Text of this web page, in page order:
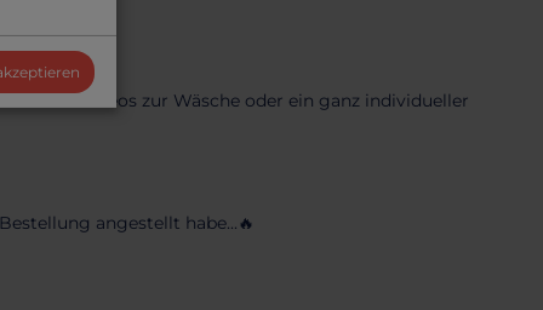
oder Videos zur Wäsche oder ein ganz individueller
angestellt habe...🔥